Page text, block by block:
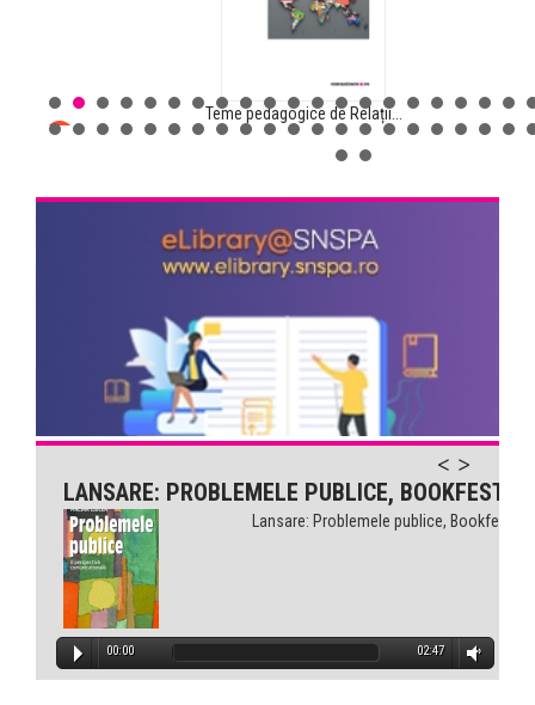
Teme pedagogice de Relații...
Comunicarea pentru sănătate...
LANSARE: PROBLEMELE PUBLICE, BOOKFEST
Lansare: Problemele publice, Bookfest
00:00 02:47